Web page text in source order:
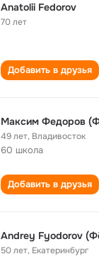
Anatolii Fedorov
70 лет
Добавить в друзья
Максим Федоров
49 лет, Владивосток
60 школа
Добавить в друзья
Andrey Fyodorov
50 лет, Екатеринбург